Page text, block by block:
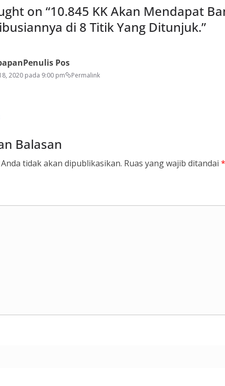
on “10.845 KK Akan Mendapat
di 8 Titik Yang Ditunjuk.”
Penulis Pos
2020 pada 9:00 pm Permalink
Balasan
tidak akan dipublikasikan. Ruas yang wajib ditandai *